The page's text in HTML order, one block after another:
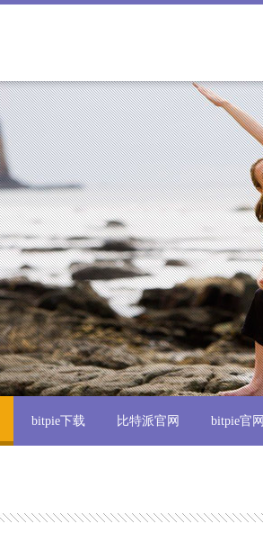
bitpie下载 比特派官网 bitpie官网